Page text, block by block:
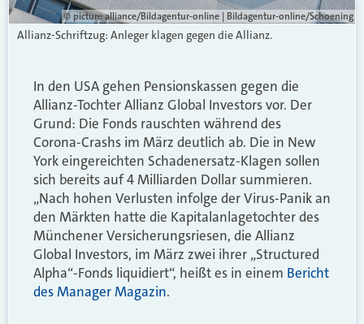
© picture alliance/Bildagentur-online | Bildagentur-online/Schoening
Allianz-Schriftzug: Anleger klagen gegen die Allianz.
In den USA gehen Pensionskassen gegen die
Allianz-Tochter Allianz Global Investors vor. Der
Grund: Die Fonds rauschten während des
Corona-Crashs im März deutlich ab. Die in New
York eingereichten Schadenersatz-Klagen sollen
sich bereits auf 4 Milliarden Dollar summieren.
„Nach hohen Verlusten infolge der Virus-Panik an
den Märkten hatte die Kapitalanlagetochter des
Münchener Versicherungsriesen, die Allianz
Global Investors, im März zwei ihrer „Structured
Alpha“-Fonds liquidiert“, heißt es in einem Bericht
des Manager Magazin.